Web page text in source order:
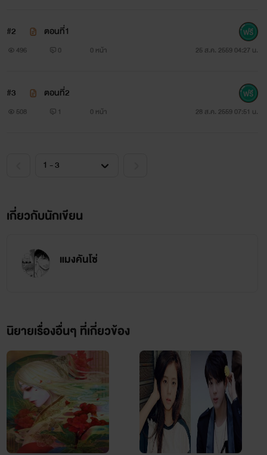
4.บุคคลที่อายุต่ำกว่า18ปี ควรใช้วิจารณญาญในการอ่าน
#2 ตอนที่1
496 0 0 หน้า 25 ส.ค. 2559 04:27 น.
#3 ตอนที่2
508 1 0 หน้า 28 ส.ค. 2559 07:51 น.
เกี่ยวกับนักเขียน
แมงคันโซ่
นิยายเรื่องอื่นๆ ที่เกี่ยวข้อง